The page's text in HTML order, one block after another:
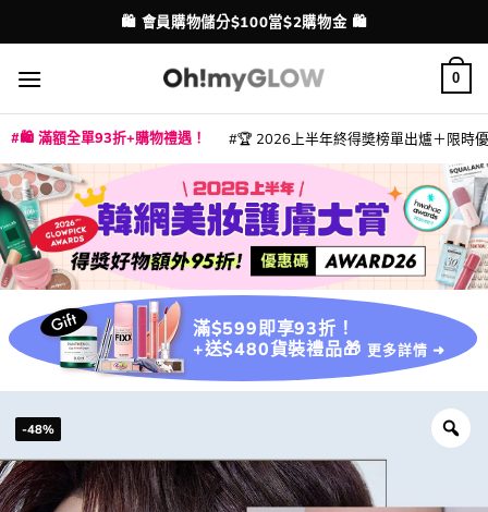
to
content
配送港澳
💳 支援消費券、FPS、八達通、PAYME、信用卡付款
0
🛍️ 滿額全單93折+購物禮遇！ 🏆 2026上半年終得奬榜單出爐＋限時
滿$599即享93折！
+送$480貨裝禮品🎁 更多詳情 ➜
-48%